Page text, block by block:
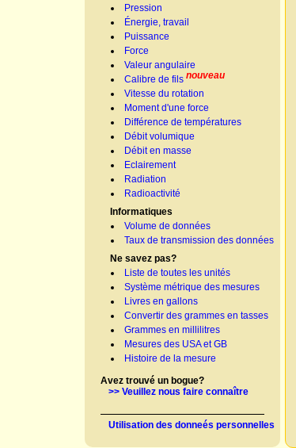
Pression
Énergie, travail
Puissance
Force
Valeur angulaire
Calibre de fils nouveau
Vitesse du rotation
Moment d'une force
Différence de températures
Débit volumique
Débit en masse
Eclairement
Radiation
Radioactivité
Informatiques
Volume de données
Taux de transmission des données
Ne savez pas?
Liste de toutes les unités
Système métrique des mesures
Livres en gallons
Convertir des grammes en tasses
Grammes en millilitres
Mesures des USA et GB
Histoire de la mesure
Avez trouvé un bogue?
>> Veuillez nous faire connaître
Utilisation des donneés personnelles